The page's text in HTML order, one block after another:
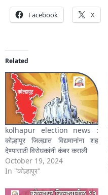
Facebook X
Related
kolhapur election news :
कोल्हापूर जिल्ह्यात विद्यमानांना शह
देण्यासाठी विरोधकांनी कंबर कसली
October 19, 2024
In "कोल्हापूर"